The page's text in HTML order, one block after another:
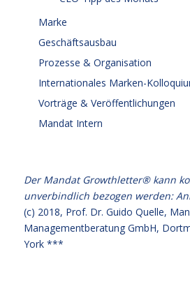
Marke
Geschäftsausbau
Prozesse & Organisation
Internationales Marken-
Vorträge & Veröffentlichungen
Mandat Intern
Der Mandat Growthletter® kann
unverbindlich bezogen werden:
(c) 2018, Prof. Dr. Guido Quelle,
Managementberatung GmbH,
York ***